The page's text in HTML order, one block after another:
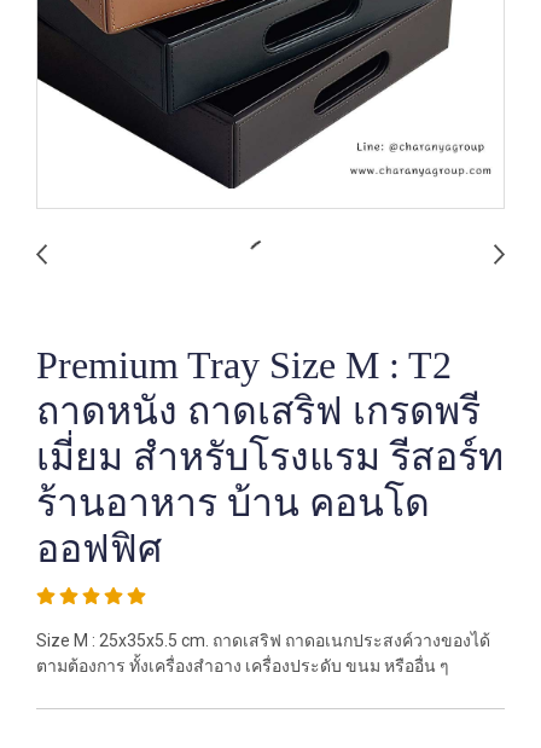
Premium Tray Size M : T2
ถาดหนัง ถาดเสริฟ เกรดพรี
เมี่ยม สำหรับโรงแรม รีสอร์ท
ร้านอาหาร บ้าน คอนโด
ออฟฟิศ
Size M : 25x35x5.5 cm. ถาดเสริฟ ถาดอเนกประสงค์วางของได้
ตามต้องการ ทั้งเครื่องสำอาง เครื่องประดับ ขนม หรืออื่น ๆ